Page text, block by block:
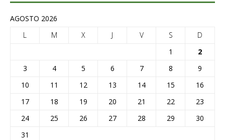
AGOSTO 2026
L
M X J V S
D
1
2
3
4 5 6 7 8
9
10
11 12 13 14 15
16
17
18 19 20 21 22
23
24
25 26 27 28 29
30
31